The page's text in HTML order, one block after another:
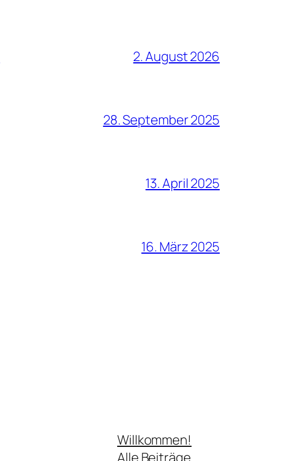
2. August 2026
28. September 2025
13. April 2025
16. März 2025
Willkommen!
Alle Beiträge